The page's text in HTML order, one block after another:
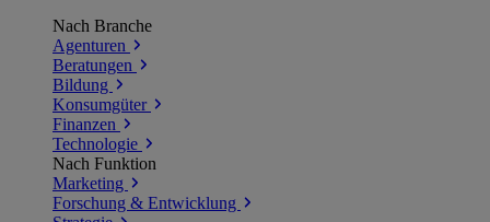
Nach Branche
Agenturen
Beratungen
Bildung
Konsumgüter
Finanzen
Technologie
Nach Funktion
Marketing
Forschung & Entwicklung